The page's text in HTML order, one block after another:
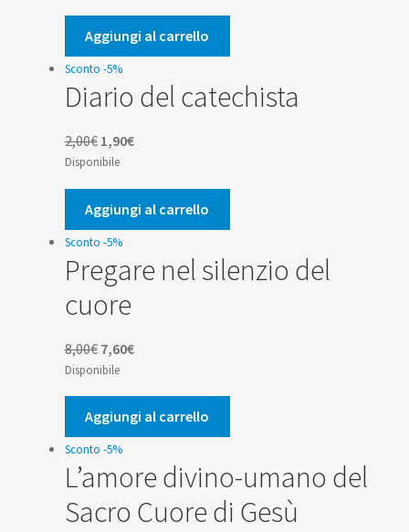
originale
era:
16,00€.
attuale
è:
15,20€.
Aggiungi al carrello
Sconto -5%
Diario del catechista
2,00€ Il
prezzo
originale
era:
2,00€.
1,90€Il
attuale
è:
1,90€.
Disponibile
Aggiungi al carrello
Sconto -5%
Pregare nel silenzio del
cuore
8,00€ Il
prezzo
originale
era:
8,00€.
7,60€Il
attuale
è:
7,60€.
Disponibile
Aggiungi al carrello
Sconto -5%
L’amore divino-umano del
Sacro Cuore di Gesù